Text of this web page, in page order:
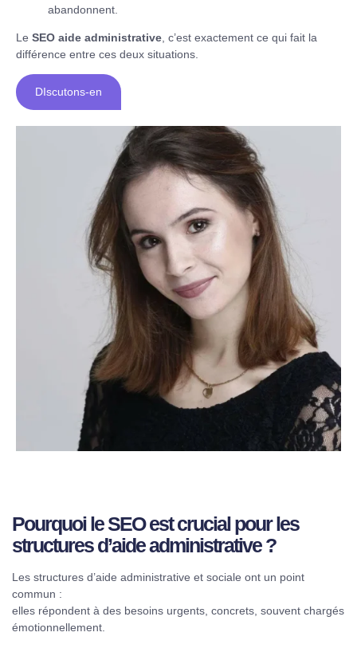
abandonnent.
Le SEO aide administrative , c’est exactement ce qui fait la
différence entre ces deux situations.
DIscutons-en
Pourquoi le SEO est crucial pour les
structures d’aide administrative ?
Les structures d’aide administrative et sociale ont un point
commun :
elles répondent à des besoins urgents, concrets, souvent chargés
émotionnellement.